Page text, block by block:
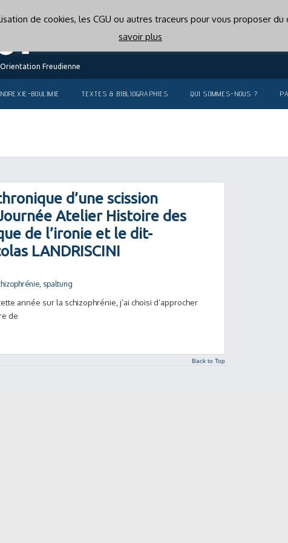
Freudienne
BOULIMIE TEXTES & BIBLIOGRAPHIES QUI SOMMES-NOUS ?
d’une scission
Atelier Histoire des
de l’ironie et le dit-
LANDRISCINI
spaltung
année sur la schizophrénie, j’ai choisi d’approcher
de
Back to Top
de cookies, les CGU ou autres traceurs pour vous proposer
savoir plus